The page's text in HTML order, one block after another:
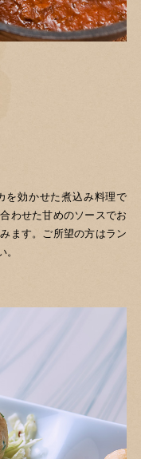
を効かせた煮込み料理で
わせた甘めのソースでお
ます。
ご所望の方はラン